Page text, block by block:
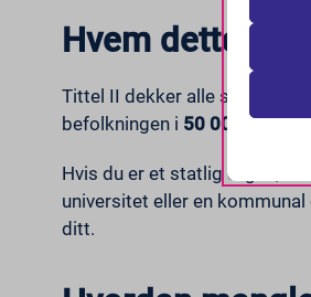
Hvem dette
Tittel II dekker alle statlige
befolkningen i 50 000 eller
Hvis du er et statlig organ,
universitet eller en
ditt.
wp-
_ga_*
_pk_ref*
_gcl_au